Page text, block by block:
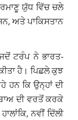
ਯੁੱਧ ਵਿੱਚ ਚਲੇ
ਅਤੇ ਪਾਕਿਸਤਾਨ
ਟਰੰਪ ਨੇ ਭਾਰਤ-
ਹੈ। ਪਿਛਲੇ ਕੁਝ
ਹਨ ਕਿ ਉਨ੍ਹਾਂ ਦੀ
ਦੀ ਵਰਤੋਂ ਕਰਕੇ
ਨਵੀਂ ਦਿੱਲੀ